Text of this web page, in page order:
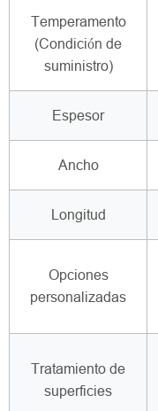
Temperamento
(Condición de
suministro)
Espesor
Ancho
Longitud
Opciones
personalizadas
Tratamiento de
superficies